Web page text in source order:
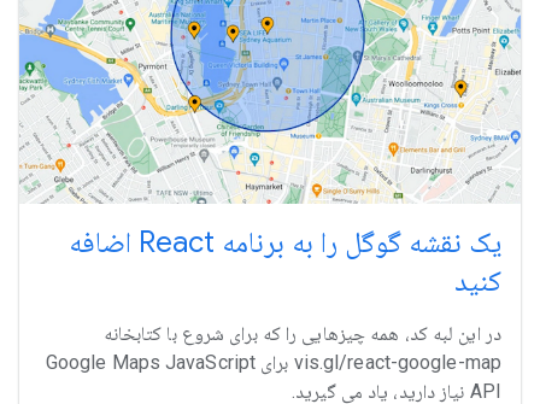
یک نقشه گوگل را به برنامه React اضافه
کنید
در این لبه کد، همه چیزهایی را که برای شروع با کتابخانه
vis.gl/react-google-map برای Google Maps JavaScript
API نیاز دارید، یاد می گیرید.